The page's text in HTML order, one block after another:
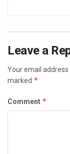
Leave a
Your email
marked *
Comment *